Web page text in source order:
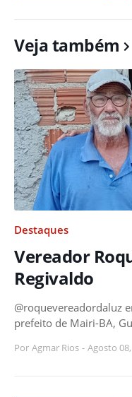
Veja também
Destaques
Vereador
Regivaldo
@roquevereadordaluz
prefeito de Mairi-BA,
Por Agmar Rios - Agosto